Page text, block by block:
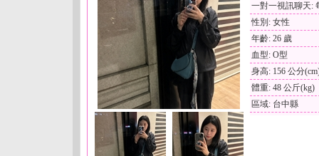
一對一視訊聊天:
性別: 女性
年齡: 26 歲
血型: O型
身高: 156 公分
體重: 48 公斤(kg)
區域: 台中縣